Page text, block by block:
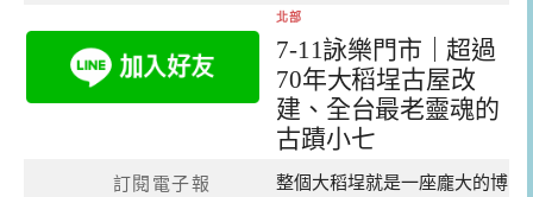
北部
7-11詠樂門市｜超過
70年大稻埕古屋改
建、全台最老靈魂的
古蹟小七
整個大稻埕就是一座龐大的博
訂閱電子報